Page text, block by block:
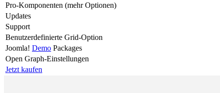
Pro-Komponenten (mehr Optionen)
Updates
Support
Benutzerdefinierte Grid-Option
Joomla! Demo Packages
Open Graph-Einstellungen
Jetzt kaufen